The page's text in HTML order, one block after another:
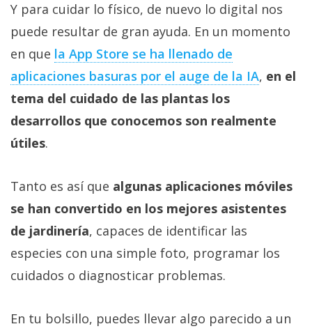
2026.Algunos
derechos
reservados.
Y para cuidar lo físico, de nuevo lo digital nos
puede resultar de gran ayuda. En un momento
en que la App Store se ha llenado de
aplicaciones basuras por el auge de la IA, en el
tema del cuidado de las plantas los
desarrollos que conocemos son realmente
útiles.
Tanto es así que algunas aplicaciones móviles
se han convertido en los mejores asistentes
de jardinería, capaces de identificar las
especies con una simple foto, programar los
cuidados o diagnosticar problemas.
En tu bolsillo, puedes llevar algo parecido a un